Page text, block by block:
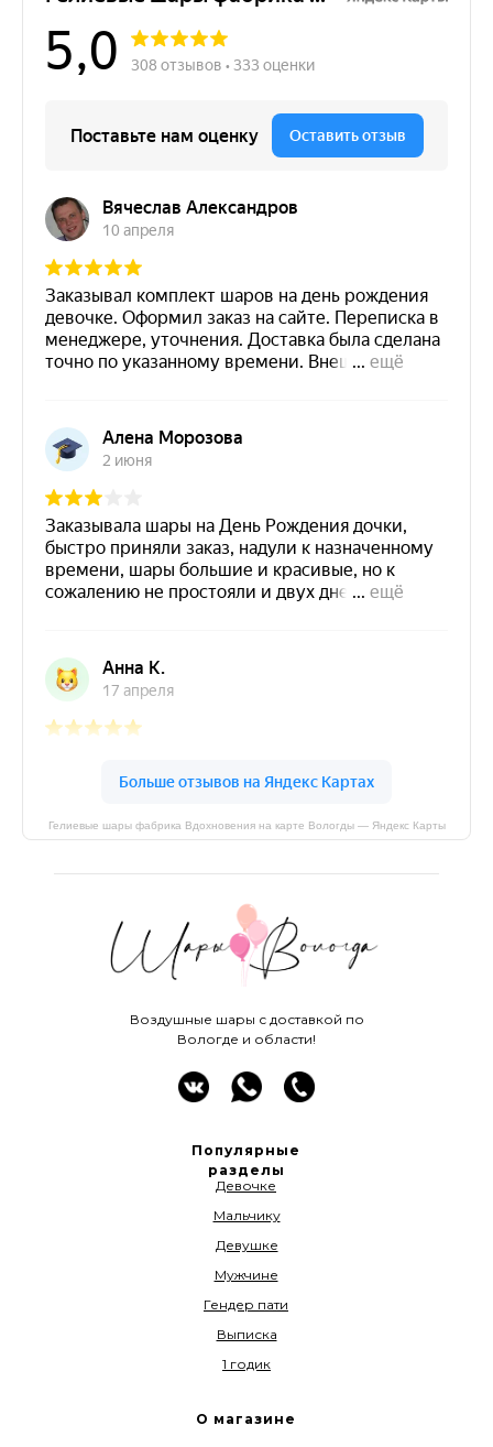
Гелиевые шары фабрика Вдохновения на карте Вологды — Яндекс Карты
Воздушные шары с доставкой по
Вологде и области!
О магазине
Популярные
разделы
Девочке
Мальчику
Девушке
Мужчине
Гендер пати
Выписка
1 годик